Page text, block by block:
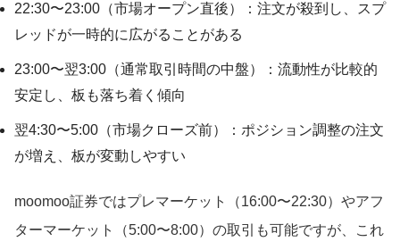
22:30〜23:00（市場オープン直後）：注文が殺到し、スプ
レッドが一時的に広がることがある
23:00〜翌3:00（通常取引時間の中盤）：流動性が比較的
安定し、板も落ち着く傾向
翌4:30〜5:00（市場クローズ前）：ポジション調整の注文
が増え、板が変動しやすい
moomoo証券ではプレマーケット（16:00〜22:30）やアフ
ターマーケット（5:00〜8:00）の取引も可能ですが、これ